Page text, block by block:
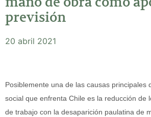
previsión
20 abril 2021
Posiblemente una de las causas principales
social que enfrenta Chile es la reducción de
de trabajo con la desaparición paulatina de